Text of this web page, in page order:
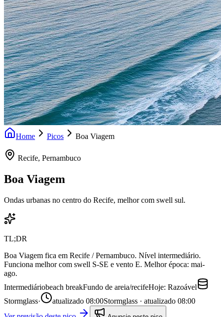
Home Picos Boa Viagem
Recife, Pernambuco
Boa Viagem
Ondas urbanas no centro do Recife, melhor com swell sul.
TL;DR
Boa Viagem fica em Recife / Pernambuco. Nível intermediário.
Funciona melhor com swell S-SE e vento E. Melhor época: mai-
ago.
Intermediáriobeach breakFundo de areia/recifeHoje: Razoável
Stormglass· atualizado 08:00Stormglass · atualizado 08:00